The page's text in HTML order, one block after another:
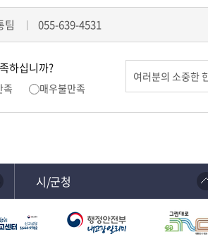
팀 055-639-4531
하십니까?
족 매우불만족
시/군청